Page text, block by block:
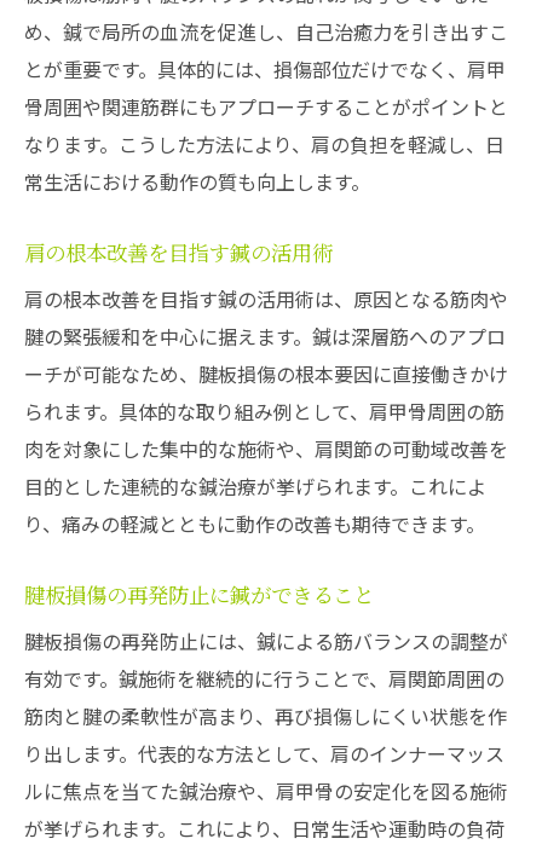
め、鍼で局所の血流を促進し、自己治癒力を引き出すこ
とが重要です。具体的には、損傷部位だけでなく、肩甲
骨周囲や関連筋群にもアプローチすることがポイントと
なります。こうした方法により、肩の負担を軽減し、日
常生活における動作の質も向上します。
肩の根本改善を目指す鍼の活用術
肩の根本改善を目指す鍼の活用術は、原因となる筋肉や
腱の緊張緩和を中心に据えます。鍼は深層筋へのアプロ
ーチが可能なため、腱板損傷の根本要因に直接働きかけ
られます。具体的な取り組み例として、肩甲骨周囲の筋
肉を対象にした集中的な施術や、肩関節の可動域改善を
目的とした連続的な鍼治療が挙げられます。これによ
り、痛みの軽減とともに動作の改善も期待できます。
腱板損傷の再発防止に鍼ができること
腱板損傷の再発防止には、鍼による筋バランスの調整が
有効です。鍼施術を継続的に行うことで、肩関節周囲の
筋肉と腱の柔軟性が高まり、再び損傷しにくい状態を作
り出します。代表的な方法として、肩のインナーマッス
ルに焦点を当てた鍼治療や、肩甲骨の安定化を図る施術
が挙げられます。これにより、日常生活や運動時の負荷